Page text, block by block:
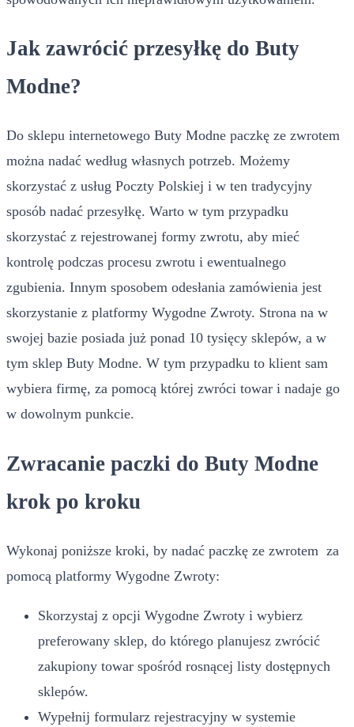
Jak zawrócić przesyłkę do Buty
Modne?
Do sklepu internetowego Buty Modne paczkę ze zwrotem
można nadać według własnych potrzeb. Możemy
skorzystać z usług Poczty Polskiej i w ten tradycyjny
sposób nadać przesyłkę. Warto w tym przypadku
skorzystać z rejestrowanej formy zwrotu, aby mieć
kontrolę podczas procesu zwrotu i ewentualnego
zgubienia. Innym sposobem odesłania zamówienia jest
skorzystanie z platformy Wygodne Zwroty. Strona na w
swojej bazie posiada już ponad 10 tysięcy sklepów, a w
tym sklep Buty Modne. W tym przypadku to klient sam
wybiera firmę, za pomocą której zwróci towar i nadaje go
w dowolnym punkcie.
Zwracanie paczki do Buty Modne
krok po kroku
Wykonaj poniższe kroki, by nadać paczkę ze zwrotem za
pomocą platformy Wygodne Zwroty:
Skorzystaj z opcji Wygodne Zwroty i wybierz
preferowany sklep, do którego planujesz zwrócić
zakupiony towar spośród rosnącej listy dostępnych
sklepów.
Wypełnij formularz rejestracyjny w systemie